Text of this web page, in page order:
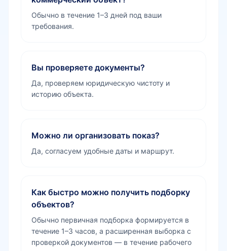
Обычно в течение 1–3 дней под ваши
требования.
Вы проверяете документы?
Да, проверяем юридическую чистоту и
историю объекта.
Можно ли организовать показ?
Да, согласуем удобные даты и маршрут.
Как быстро можно получить подборку
объектов?
Обычно первичная подборка формируется в
течение 1–3 часов, а расширенная выборка с
проверкой документов — в течение рабочего